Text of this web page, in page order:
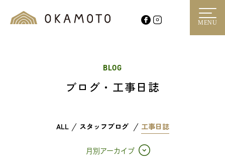
MENU
BLOG
ブログ・工事日誌
ALL スタッフブログ 工事日誌
月別アーカイブ